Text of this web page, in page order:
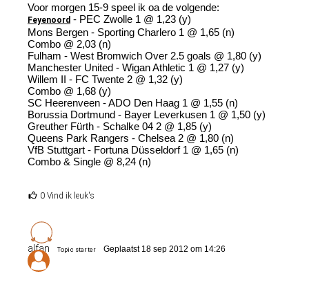
Voor morgen 15-9 speel ik oa de volgende:
Feyenoord - PEC Zwolle 1 @ 1,23 (y)
Mons Bergen - Sporting Charlero 1 @ 1,65 (n)
Combo @ 2,03 (n)
Fulham - West Bromwich Over 2.5 goals @ 1,80 (y)
Manchester United - Wigan Athletic 1 @ 1,27 (y)
Willem II - FC Twente 2 @ 1,32 (y)
Combo @ 1,68 (y)
SC Heerenveen - ADO Den Haag 1 @ 1,55 (n)
Borussia Dortmund - Bayer Leverkusen 1 @ 1,50 (y)
Greuther Fürth - Schalke 04 2 @ 1,85 (y)
Queens Park Rangers - Chelsea 2 @ 1,80 (n)
VfB Stuttgart - Fortuna Düsseldorf 1 @ 1,65 (n)
Combo & Single @ 8,24 (n)
0 Vind ik leuk's
alfan Topic starter Geplaatst 18 sep 2012 om 14:26